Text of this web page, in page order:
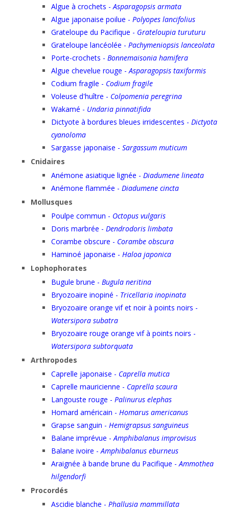
Algue à crochets -Asparagopsis armata
Algue japonaise poilue - Polyopes lancifolius
Grateloupe du Pacifique - Grateloupia turuturu
Grateloupe lancéolée - Pachymeniopsis lanceolata
Porte-crochets - Bonnemaisonia hamifera
Algue chevelue rouge -Asparagopsis taxiformis
Codium fragile - Codium fragile
Voleuse d'huître - Colpomenia peregrina
Wakamé - Undaria pinnatifida
Dictyote à bordures bleues irridescentes - Dictyota
cyanoloma
Sargasse japonaise - Sargassum muticum
Cnidaires
Anémone asiatique lignée - Diadumene lineata
Anémone flammée - Diadumene cincta
Mollusques
Poulpe commun - Octopus vulgaris
Doris marbrée - Dendrodoris limbata
Corambe obscure - Corambe obscura
Haminoé japonaise - Haloa japonica
Lophophorates
Bugule brune - Bugula neritina
Bryozoaire inopiné - Tricellaria inopinata
Bryozoaire orange vif et noir à points noirs -
Watersipora subatra
Bryozoaire rouge orange vif à points noirs -
Watersipora subtorquata
Arthropodes
Caprelle japonaise - Caprella mutica
Caprelle mauricienne - Caprella scaura
Langouste rouge - Palinurus elephas
Homard américain - Homarus americanus
Grapse sanguin - Hemigrapsus sanguineus
Balane imprévue -Amphibalanus improvisus
Balane ivoire -Amphibalanus eburneus
Araignée à bande brune du Pacifique -Ammothea
hilgendorfi
Procordés
Ascidie blanche - Phallusia mammillata